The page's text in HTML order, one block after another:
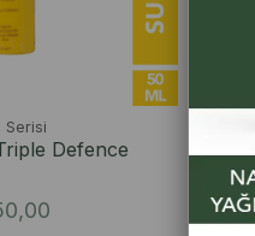
Serisi
Defence